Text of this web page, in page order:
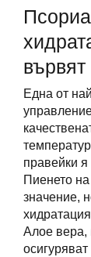
Една от
правейки
Пиенето
значение,
Алое вера,